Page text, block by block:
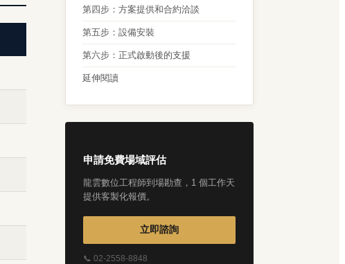
第四步：方案提供和合約洽談
第五步：設備安裝
第六步：正式啟動後的支援
延伸閱讀
申請免費場域評估
龍雲數位工程師到場勘查，1 個工作天
提供客製化報價。
立即諮詢
📞 02-2558-8848